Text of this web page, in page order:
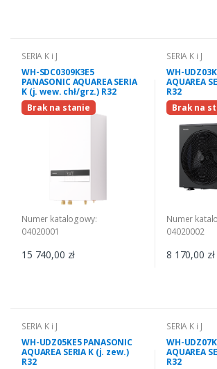
SERIA K i J
WH-SDC0309K3E5
PANASONIC AQUAREA SERIA
K (j. wew. chł/grz.) R32
Brak na stanie
Numer katalogowy:
04020001
15 740,00 zł
SERIA K i J
WH-
AQUAREA
R32
Brak na
Numer
04020002
8 170,00 zł
SERIA K i J
WH-UDZ05KE5 PANASONIC
AQUAREA SERIA K (j. zew.)
R32
SERIA K i J
WH-
AQUAREA
R32